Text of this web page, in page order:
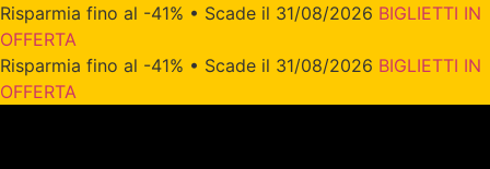
Risparmia fino al -41% • Scade il 31/08/2026 BIGLIETTI IN
OFFERTA
Risparmia fino al -41% • Scade il 31/08/2026 BIGLIETTI IN
OFFERTA